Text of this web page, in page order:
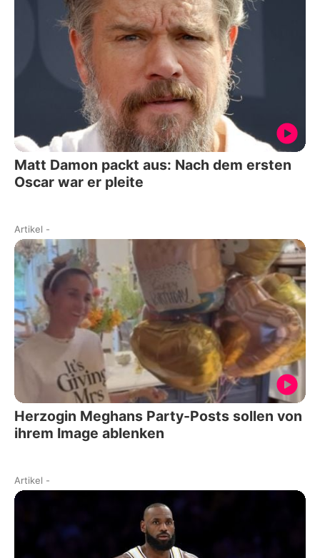
Matt Damon packt aus: Nach dem ersten
Oscar war er pleite
Artikel -
Herzogin Meghans Party-Posts sollen von
ihrem Image ablenken
Artikel -